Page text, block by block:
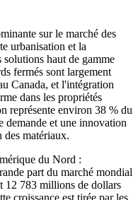
sur le marché des
urbanisation et la
solutions haut de gamme
fermés sont largement
Canada, et l'intégration
dans les propriétés
représente environ 38 % du
demande et une innovation
des matériaux.
du Nord :
part du marché mondial
12 783 millions de dollars